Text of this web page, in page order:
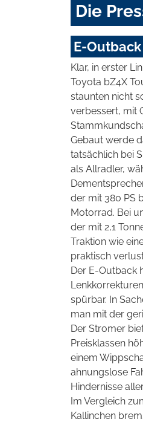
Die
E-
Klar, in erster
Toyota bZ4X
staunten nicht
verbessert, mit
Gebaut werde
tatsächlich bei
als Allradler,
der mit 380 PS
Motorrad. Bei
der mit 2,1
Traktion wie
praktisch
Der E-Outback
spürbar. In
man mit der
Der Stromer
Preisklassen
einem
ahnungslose
Hindernisse
Im Vergleich
Kallinchen